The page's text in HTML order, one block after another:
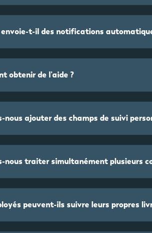
envoie-t-il des notifications
obtenir de l'aide ?
nous ajouter des champs de suivi
nous traiter simultanément plusieurs
peuvent-ils suivre leurs propres